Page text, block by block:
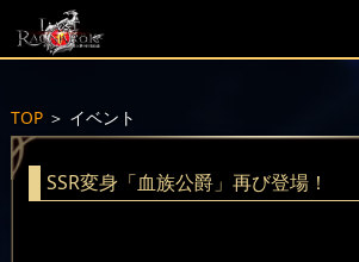
TOP＞ イベント
SSR変身「血族公爵」再び登場！